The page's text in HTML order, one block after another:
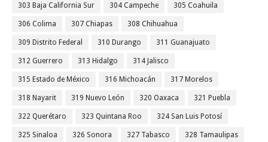
303 Baja California Sur 304 Campeche 305 Coahuila
306 Colima 307 Chiapas 308 Chihuahua
309 Distrito Federal 310 Durango 311 Guanajuato
312 Guerrero 313 Hidalgo 314 Jalisco
315 Estado de México 316 Michoacán 317 Morelos
318 Nayarit 319 Nuevo León 320 Oaxaca 321 Puebla
322 Querétaro 323 Quintana Roo 324 San Luis Potosí
325 Sinaloa 326 Sonora 327 Tabasco 328 Tamaulipas